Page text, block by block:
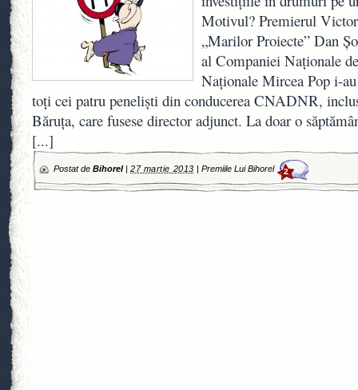
Motivul? Premierul
„Marilor Proiecte” Dan
al Companiei Naţionale
Naţionale Mircea Pop i-
toţi cei patru penelişti din conducerea CNADNR,
Băruţa, care fusese director adjunct. La doar o
[...]
Postat de Bihorel| 27 martie 2013 | Premiile Lui Bihorel 2